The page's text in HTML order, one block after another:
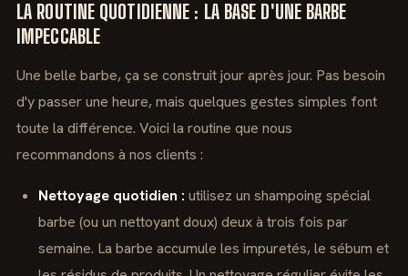
LA ROUTINE QUOTIDIENNE : LA BASE D'UNE BARBE
IMPECCABLE
Une belle barbe, ça se construit jour après jour. Pas besoin
d'y passer une heure, mais quelques gestes simples font
toute la différence. Voici la routine que nous
recommandons à nos clients :
Nettoyage quotidien : utilisez un shampoing spécial
barbe (ou un nettoyant doux) deux à trois fois par
semaine. La barbe accumule les impuretés, le sébum et